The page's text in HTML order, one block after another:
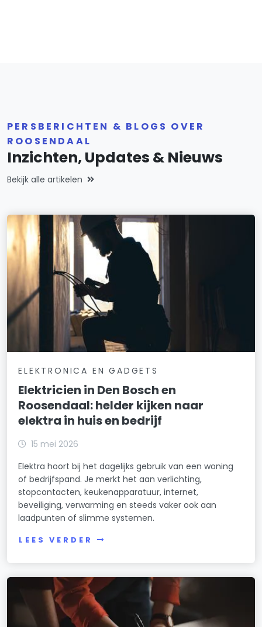
PERSBERICHTEN & BLOGS OVER
ROOSENDAAL
Inzichten, Updates & Nieuws
Bekijk alle artikelen
ELEKTRONICA EN GADGETS
Elektricien in Den Bosch en
Roosendaal: helder kijken naar
elektra in huis en bedrijf
15 mei 2026
Elektra hoort bij het dagelijks gebruik van een woning
of bedrijfspand. Je merkt het aan verlichting,
stopcontacten, keukenapparatuur, internet,
beveiliging, verwarming en steeds vaker ook aan
laadpunten of slimme systemen.
LEES VERDER